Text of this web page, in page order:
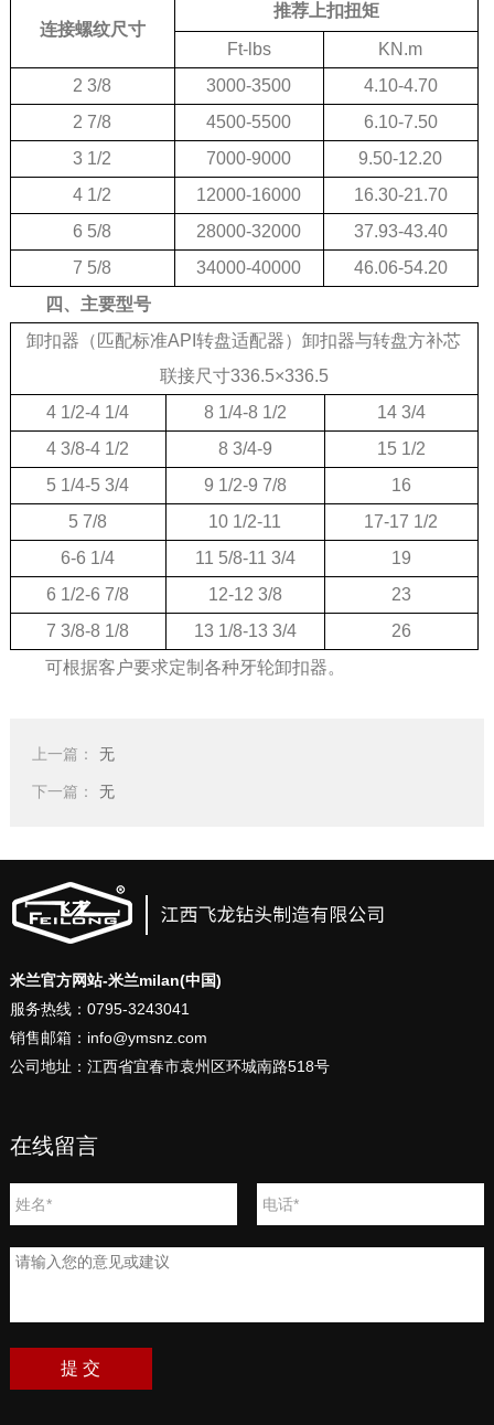
连接螺纹尺寸
推荐上扣扭矩
Ft-lbs
KN.m
2 3/8
3000-3500
4.10-4.70
2 7/8
4500-5500
6.10-7.50
3 1/2
7000-9000
9.50-12.20
4 1/2
12000-16000
16.30-21.70
6 5/8
28000-32000
37.93-43.40
7 5/8
34000-40000
46.06-54.20
四、主要型号
卸扣器（匹配标准API转盘适配器）卸扣器与转盘方补芯
联接尺寸336.5×336.5
4 1/2-4 1/4
8 1/4-8 1/2
14 3/4
4 3/8-4 1/2
8 3/4-9
15 1/2
5 1/4-5 3/4
9 1/2-9 7/8
16
5 7/8
10 1/2-11
17-17 1/2
6-6 1/4
11 5/8-11 3/4
19
6 1/2-6 7/8
12-12 3/8
23
7 3/8-8 1/8
13 1/8-13 3/4
26
可根据客户要求定制各种牙轮卸扣器。
上一篇： 无
下一篇： 无
米兰官方网站-米兰milan(中国)
服务热线：0795-3243041
销售邮箱：info@ymsnz.com
公司地址：江西省宜春市袁州区环城南路518号
在线留言